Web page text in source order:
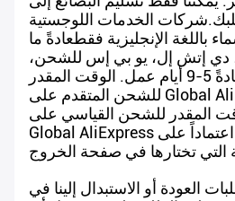
الخدمات اللوجستية
باللغة الإنجليزية فقطعادةً ما
دي إتش إل، يو بي إس للشحن،
ويعد وقت الشحن عادةً 5-9 أيام عمل. الوقت المقدر
للشحن المتقدم على Global AliExpress هو 10-30
المقدر للشحن القياسي على
Global AliExpress هو 20-60 يوم عمل، اعتماداً على
العودة أو الاستبدال إلينا في